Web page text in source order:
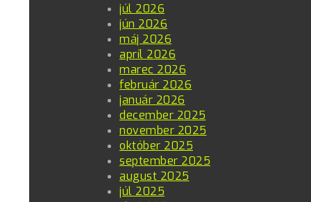
júl 2026
jún 2026
máj 2026
apríl 2026
marec 2026
február 2026
január 2026
december 2025
november 2025
október 2025
september 2025
august 2025
júl 2025